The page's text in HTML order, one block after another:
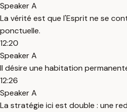
Speaker A
La vérité est que l'Esprit ne se
ponctuelle.
12:20
Speaker A
Il désire une habitation
12:26
Speaker A
La stratégie ici est double : une